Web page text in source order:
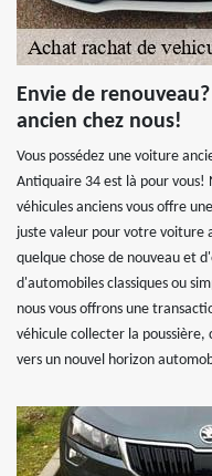
Envie de
ancien chez nous!
Vous possédez une voiture
Antiquaire 34 est là pour
véhicules anciens vous offre
juste valeur pour votre voiture
quelque chose de nouveau et
d'automobiles classiques ou
nous vous offrons une
véhicule collecter la
vers un nouvel horizon